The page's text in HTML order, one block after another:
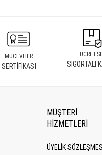
MÜCEVHER
SERTİFİKASI SİGORTALI
MÜŞTERİ
HİZMETLERİ
ÜYELIK